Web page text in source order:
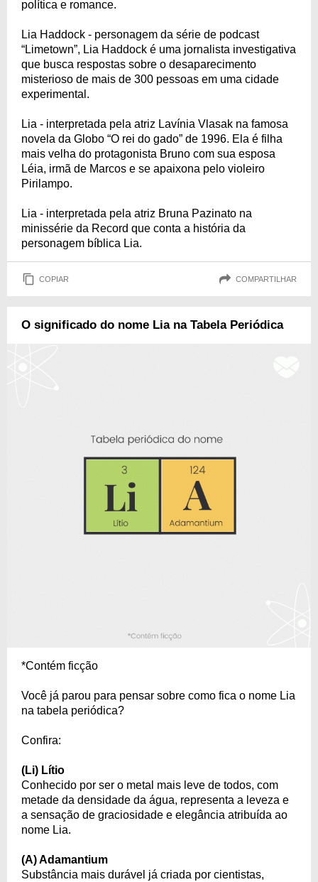
política e romance.
Lia Haddock - personagem da série de podcast
“Limetown”, Lia Haddock é uma jornalista investigativa
que busca respostas sobre o desaparecimento
misterioso de mais de 300 pessoas em uma cidade
experimental.
Lia - interpretada pela atriz Lavínia Vlasak na famosa
novela da Globo “O rei do gado” de 1996. Ela é filha
mais velha do protagonista Bruno com sua esposa
Léia, irmã de Marcos e se apaixona pelo violeiro
Pirilampo.
Lia - interpretada pela atriz Bruna Pazinato na
minissérie da Record que conta a história da
personagem bíblica Lia.
COPIAR COMPARTILHAR
O significado do nome Lia na Tabela Periódica
*Contém ficção
Você já parou para pensar sobre como fica o nome Lia
na tabela periódica?
Confira:
(Li) Lítio
Conhecido por ser o metal mais leve de todos, com
metade da densidade da água, representa a leveza e
a sensação de graciosidade e elegância atribuída ao
nome Lia.
(A) Adamantium
Substância mais durável já criada por cientistas,